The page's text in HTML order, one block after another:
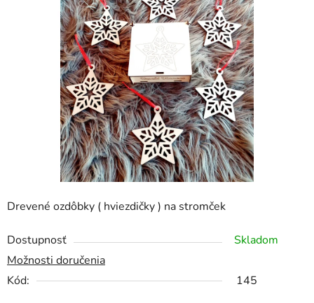
Drevené ozdôbky ( hviezdičky ) na stromček
Dostupnosť
Skladom
Možnosti doručenia
Kód:
145
hviezdičiek.